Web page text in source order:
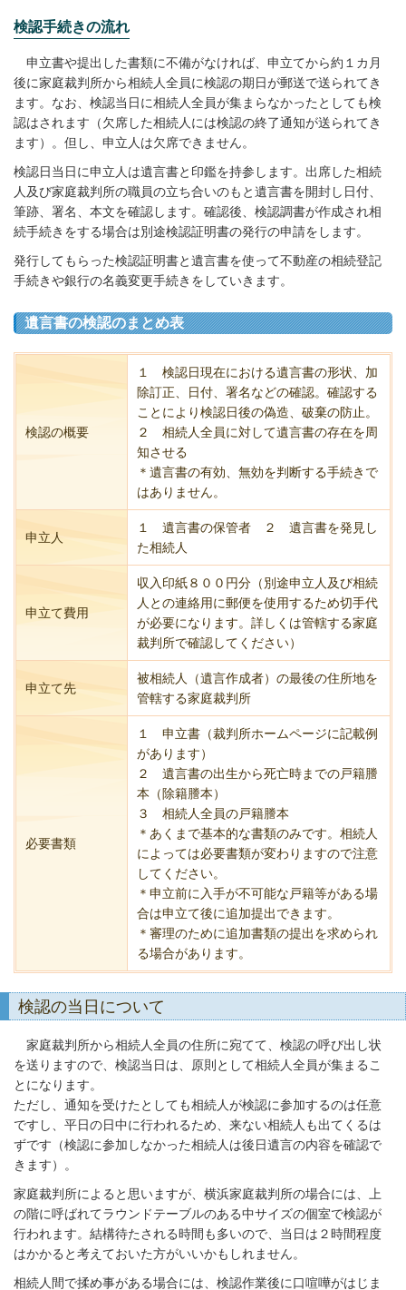
検認手続きの流れ
申立書や提出した書類に不備がなければ、申立てから約１カ月
後に家庭裁判所から相続人全員に検認の期日が郵送で送られてき
ます。なお、検認当日に相続人全員が集まらなかったとしても検
認はされます（欠席した相続人には検認の終了通知が送られてき
ます）。但し、申立人は欠席できません。
検認日当日に申立人は遺言書と印鑑を持参します。出席した相続
人及び家庭裁判所の職員の立ち合いのもと遺言書を開封し日付、
筆跡、署名、本文を確認します。確認後、検認調書が作成され相
続手続きをする場合は別途検認証明書の発行の申請をします。
発行してもらった検認証明書と遺言書を使って不動産の相続登記
手続きや銀行の名義変更手続きをしていきます。
遺言書の検認のまとめ表
検認の概要
１ 検認日現在における遺言書の形状、加
除訂正、日付、署名などの確認。確認する
ことにより検認日後の偽造、破棄の防止。
２ 相続人全員に対して遺言書の存在を周
知させる
＊遺言書の有効、無効を判断する手続きで
はありません。
申立人
１ 遺言書の保管者 ２ 遺言書を発見し
た相続人
申立て費用
収入印紙８００円分（別途申立人及び相続
人との連絡用に郵便を使用するため切手代
が必要になります。詳しくは管轄する家庭
裁判所で確認してください）
申立て先
被相続人（遺言作成者）の最後の住所地を
管轄する家庭裁判所
必要書類
１ 申立書（裁判所ホームページに記載例
があります）
２ 遺言書の出生から死亡時までの戸籍謄
本（除籍謄本）
３ 相続人全員の戸籍謄本
＊あくまで基本的な書類のみです。相続人
によっては必要書類が変わりますので注意
してください。
＊申立前に入手が不可能な戸籍等がある場
合は申立て後に追加提出できます。
＊審理のために追加書類の提出を求められ
る場合があります。
検認の当日について
家庭裁判所から相続人全員の住所に宛てて、検認の呼び出し状
を送りますので、検認当日は、原則として相続人全員が集まるこ
とになります。
ただし、通知を受けたとしても相続人が検認に参加するのは任意
ですし、平日の日中に行われるため、来ない相続人も出てくるは
ずです（検認に参加しなかった相続人は後日遺言の内容を確認で
きます）。
家庭裁判所によると思いますが、横浜家庭裁判所の場合には、上
の階に呼ばれてラウンドテーブルのある中サイズの個室で検認が
行われます。結構待たされる時間も多いので、当日は２時間程度
はかかると考えておいた方がいいかもしれません。
相続人間で揉め事がある場合には、検認作業後に口喧嘩がはじま